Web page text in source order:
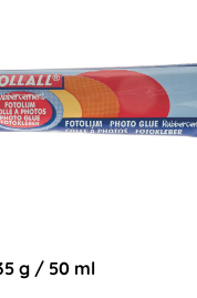
g / 50 ml